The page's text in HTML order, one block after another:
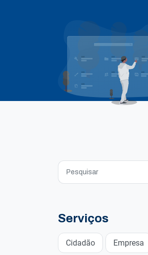
Serviços
Cidadão Empresa